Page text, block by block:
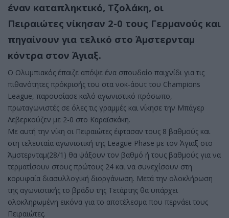
έναν καταπληκτικό, Τζολάκη, οι
Πειραιώτες νίκησαν 2-0 τους Γερμανούς και
πηγαίνουν για τελικό στο Άμστερνταμ
κόντρα στον Άγιαξ.
Ο Ολυμπιακός έπαιζε απόψε ένα σπουδαίο παιχνίδι για τις
πιθανότητες πρόκρισής του στα νοκ-άουτ του Champions
League, παρουσίασε καλό αγωνιστικό πρόσωπο,
πρωταγωνιστές σε όλες τις γραμμές και νίκησε την Μπάγερ
Λεβερκούζεν με 2-0 στο Καραϊσκάκη.
Με αυτή την νίκη οι Πειραιώτες έφτασαν τους 8 βαθμούς και
στη τελευταία αγωνιστική της League Phase με τον Άγιαξ στο
Άμστερνταμ(28/1) θα ψάξουν τον βαθμό ή τους βαθμούς για να
τερματίσουν στους πρώτους 24 και να συνεχίσουν στη
κορυφαία διασυλλογική διοργάνωση. Μετά την ολοκλήρωση
της αγωνιστικής το βράδυ της Τετάρτης θα υπάρχει
ολοκληρωμένη εικόνα για το αποτέλεσμα που περνάει τους
Πειραιώτες.